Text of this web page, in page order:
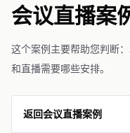
会议直播案
这个案例主要帮助您判断
和直播需要哪些安排。
返回会议直播案例